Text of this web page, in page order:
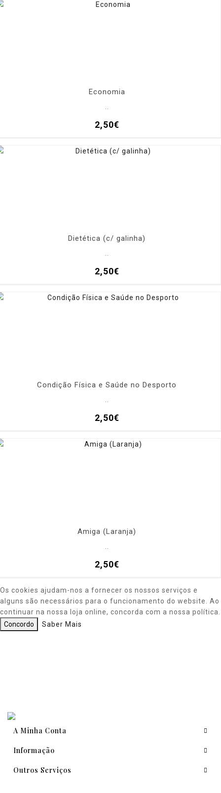
Economia
2,50€
Dietética (c/ galinha)
2,50€
Condição Física e Saúde no Desporto
2,50€
Amiga (Laranja)
2,50€
Os cookies ajudam-nos a fornecer os nossos serviços e
alguns são necessários para o funcionamento do website. Ao
continuar na nossa loja online, concorda com a nossa política.
Concordo
Saber Mais
A Minha Conta
Informação
Outros Serviços